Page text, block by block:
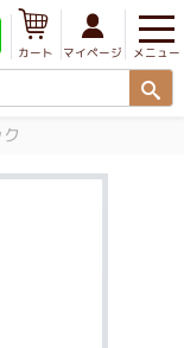
メニュー
マイページ
カート